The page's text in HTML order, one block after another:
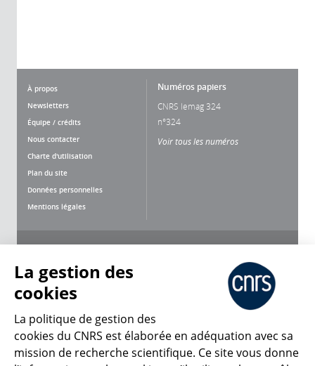
À propos
Newsletters
Équipe / crédits
Nous contacter
Charte d'utilisation
Plan du site
Données personnelles
Mentions légales
Numéros papiers
CNRS lemag 324
n°324
Voir tous les numéros
CNRS Le Mag
La gestion des
cookies
La politique de gestion des
cookies du CNRS est élaborée en adéquation avec sa
mission de recherche scientifique. Ce site vous donne